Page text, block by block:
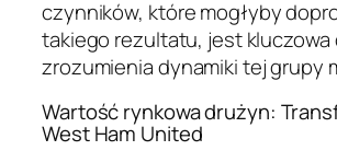
czynników, które mogłyby
takiego rezultatu, jest kluczowa
zrozumienia dynamiki tej grupy
Wartość rynkowa drużyn:
West Ham United